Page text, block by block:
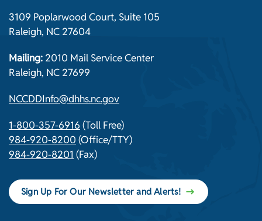
3109 Poplarwood Court, Suite 105
Raleigh, NC 27604
Mailing: 2010 Mail Service Center
Raleigh, NC 27699
NCCDDInfo@dhhs.nc.gov
1-800-357-6916 (Toll Free)
984-920-8200 (Office/TTY)
984-920-8201 (Fax)
Sign Up For Our Newsletter and Alerts!